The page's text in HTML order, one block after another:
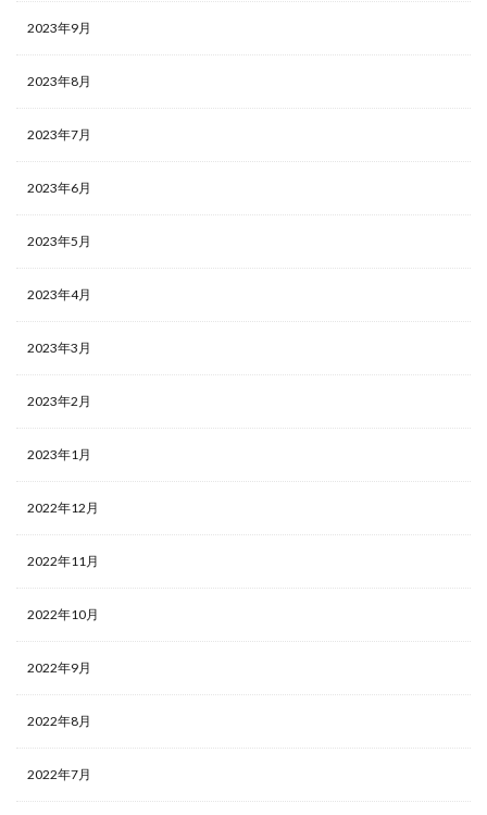
2023年9月
2023年8月
2023年7月
2023年6月
2023年5月
2023年4月
2023年3月
2023年2月
2023年1月
2022年12月
2022年11月
2022年10月
2022年9月
2022年8月
2022年7月